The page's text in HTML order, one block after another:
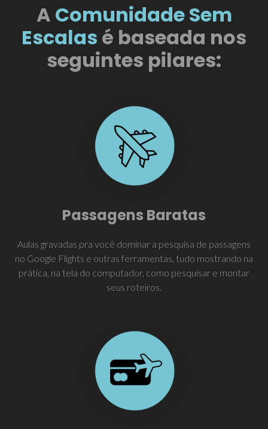
A Comunidade Sem
Escalas é baseada nos
seguintes pilares:
Passagens Baratas
Aulas gravadas pra você dominar a pesquisa de passagens
no Google Flights e outras ferramentas, tudo mostrando na
prática, na tela do computador, como pesquisar e montar
seus roteiros.